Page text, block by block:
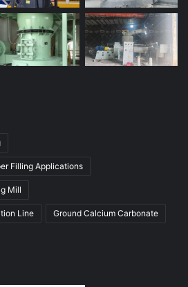
Filling Applications
Mill
Line Ground Calcium Carbonate